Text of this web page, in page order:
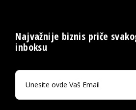
Najvažnije biznis priče
inboksu